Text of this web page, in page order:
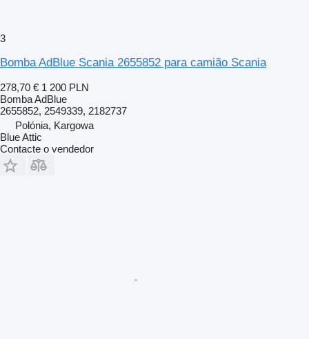
3
Bomba AdBlue Scania 2655852 para camião Scania
278,70 € 1 200 PLN
Bomba AdBlue
2655852, 2549339, 2182737
Polónia, Kargowa
Blue Attic
Contacte o vendedor